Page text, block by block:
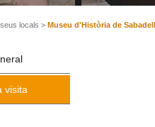
locals > Museu d'Història de
visita